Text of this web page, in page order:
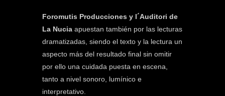
Foromutis Producciones y l´Auditori de
La Nucia apuestan también por las lecturas
dramatizadas, siendo el texto y la lectura un
aspecto más del resultado final sin omitir
por ello una cuidada puesta en escena,
tanto a nivel sonoro, lumínico e
interpretativo.